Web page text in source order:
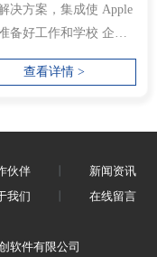
决方案，集成使 Apple
备好工作和学校 企业
设备管理 Mosyle 企
查看详情 >
伙伴
新闻资讯
我们 在线留言
软件有限公司